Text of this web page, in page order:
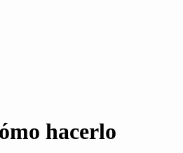
hacerlo